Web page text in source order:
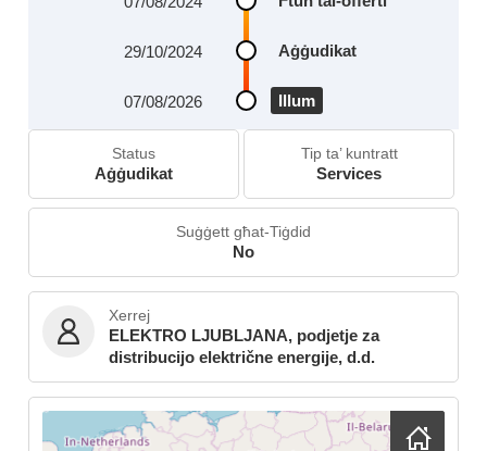
Aġġudikat
29/10/2024
Illum
07/08/2026
Status
Aġġudikat
Tip ta’ kuntratt
Services
Suġġett għat-Tiġdid
No
Xerrej
ELEKTRO LJUBLJANA, podjetje za
distribucijo električne energije, d.d.
Skip map